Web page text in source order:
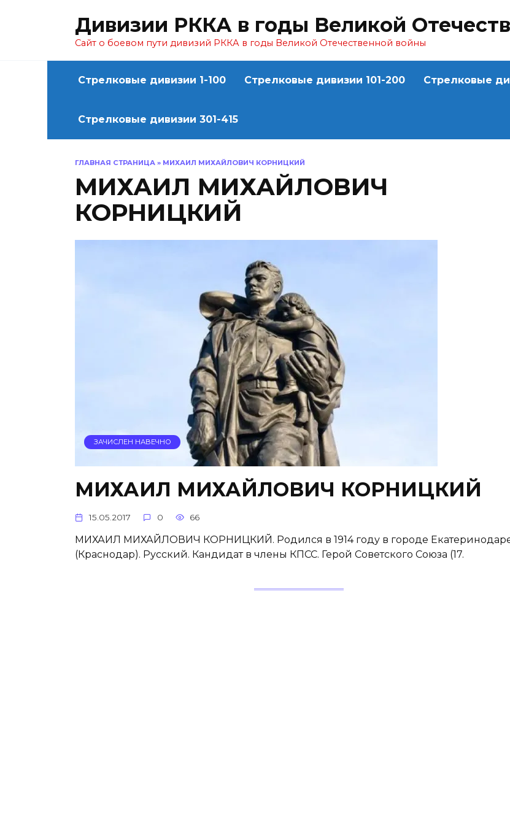
Дивизии РККА в годы Великой
Сайт о боевом пути дивизий РККА в годы Великой Отечественной войны
Стрелковые дивизии 1-100 Стрелковые дивизии 101-200 Стрелковые
Стрелковые дивизии 301-415
ГЛАВНАЯ СТРАНИЦА » МИХАИЛ МИХАЙЛОВИЧ КОРНИЦКИЙ
МИХАИЛ МИХАЙЛОВИЧ
КОРНИЦКИЙ
ЗАЧИСЛЕН НАВЕЧНО
МИХАИЛ МИХАЙЛОВИЧ КОРНИЦКИЙ
15.05.2017 0 66
МИХАИЛ МИХАЙЛОВИЧ КОРНИЦКИЙ. Родился в 1914 году в городе
(Краснодар). Русский. Кандидат в члены КПСС. Герой Советского Союза (17.